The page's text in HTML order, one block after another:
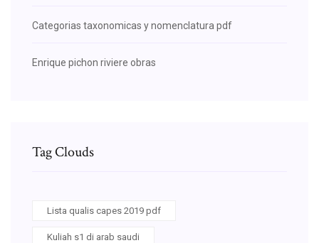
Categorias taxonomicas y nomenclatura pdf
Enrique pichon riviere obras
Tag Clouds
Lista qualis capes 2019 pdf
Kuliah s1 di arab saudi